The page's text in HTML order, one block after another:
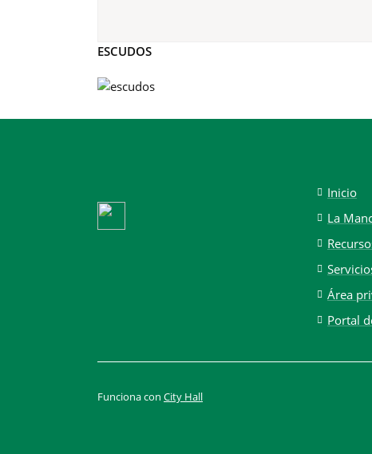
ESCUDOS
Inicio
La
Área
Portal
Funciona con City Hall